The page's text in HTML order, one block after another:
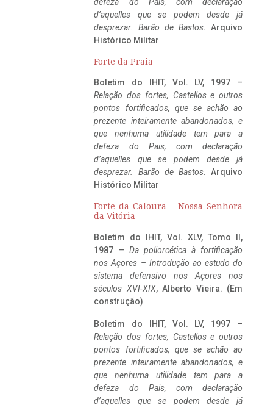
d’aquelles que se podem desde já
desprezar. Barão de Bastos. Arquivo
Histórico Militar
Forte da Praia
Boletim do IHIT, Vol. LV, 1997 –
Relação dos fortes, Castellos e outros
pontos fortificados, que se achão ao
prezente inteiramente abandonados, e
que nenhuma utilidade tem para a
defeza do Pais, com declaração
d’aquelles que se podem desde já
desprezar. Barão de Bastos. Arquivo
Histórico Militar
Forte da Caloura – Nossa Senhora
da Vitória
Boletim do IHIT, Vol. XLV, Tomo II,
1987 – Da poliorcética à fortificação
nos Açores – Introdução ao estudo do
sistema defensivo nos Açores nos
séculos XVI-XIX, Alberto Vieira. (Em
construção)
Boletim do IHIT, Vol. LV, 1997 –
Relação dos fortes, Castellos e outros
pontos fortificados, que se achão ao
prezente inteiramente abandonados, e
que nenhuma utilidade tem para a
defeza do Pais, com declaração
d’aquelles que se podem desde já